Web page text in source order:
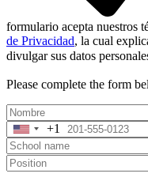
formulario acepta nuestros
de Privacidad, la cual
divulgar sus datos
Please complete the form
United
States
+1
+1